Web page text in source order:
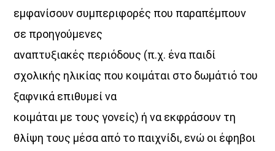
εμφανίσουν συμπεριφορές που παραπέμπουν
σε προηγούμενες
αναπτυξιακές περιόδους (π.χ. ένα παιδί
σχολικής ηλικίας που κοιμάται στο δωμάτιό του
ξαφνικά επιθυμεί να
κοιμάται με τους γονείς) ή να εκφράσουν τη
θλίψη τους μέσα από το παιχνίδι, ενώ οι έφηβοι